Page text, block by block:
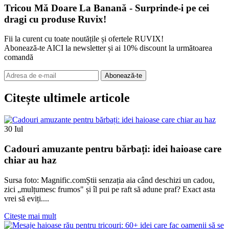
Tricou Mă Doare La Banană - Surprinde-i pe cei
dragi cu produse Ruvix!
Fii la curent cu toate noutățile și ofertele RUVIX!
Abonează-te AICI la newsletter și ai 10% discount la următoarea
comandă
Abonează-te
Citește ultimele articole
30 Iul
Cadouri amuzante pentru bărbați: idei haioase care
chiar au haz
Sursa foto: Magnific.comȘtii senzația aia când deschizi un cadou,
zici „mulțumesc frumos" și îl pui pe raft să adune praf? Exact asta
vrei să eviți....
Citește mai mult